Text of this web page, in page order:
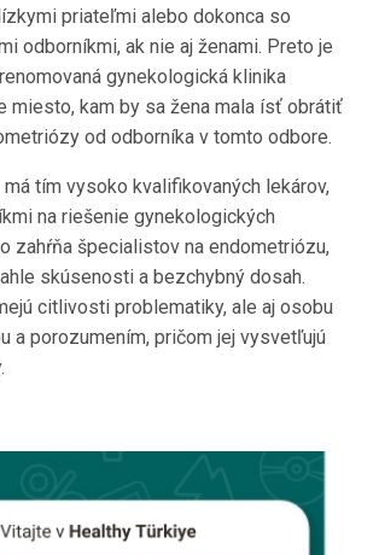
priateľmi alebo dokonca so
odborníkmi, ak nie aj ženami. Preto je
gynekologická klinika
miesto, kam by sa žena mala ísť obrátiť
od odborníka v tomto odbore.
má tím vysoko kvalifikovaných lekárov,
na riešenie gynekologických
zahŕňa špecialistov na endometriózu,
skúsenosti a bezchybný dosah.
citlivosti problematiky, ale aj osobu
a porozumením, pričom jej vysvetľujú